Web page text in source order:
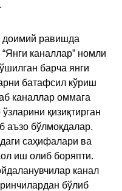
доимий равишда
каналлар” номли
барча янги
батафсил кўриш
каналлар оммага
қизиқтирган
аъзо бўлмоқдалар.
саҳифалари ва
иш олиб боряпти.
канал
бўлиб